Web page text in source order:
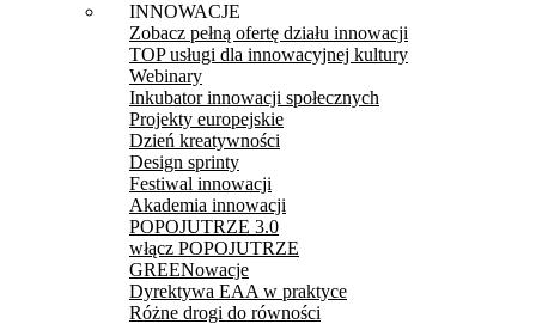
INNOWACJE
Zobacz pełną ofertę działu innowacji
TOP usługi dla innowacyjnej kultury
Webinary
Inkubator innowacji społecznych
Projekty europejskie
Dzień kreatywności
Design sprinty
Festiwal innowacji
Akademia innowacji
POPOJUTRZE 3.0
włącz POPOJUTRZE
GREENowacje
Dyrektywa EAA w praktyce
Różne drogi do równości